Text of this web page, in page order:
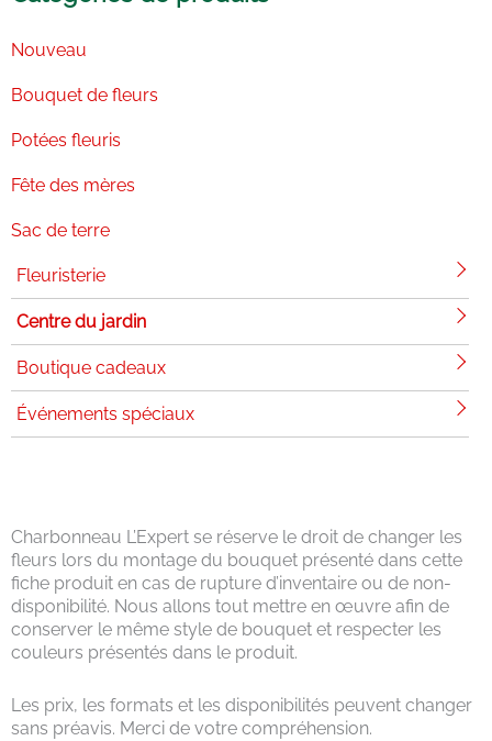
Nouveau
Bouquet de fleurs
Potées fleuris
Fête des mères
Sac de terre
Fleuristerie
Centre du jardin
Boutique cadeaux
Événements spéciaux
Charbonneau L’Expert se réserve le droit de changer les
fleurs lors du montage du bouquet présenté dans cette
fiche produit en cas de rupture d’inventaire ou de non-
disponibilité. Nous allons tout mettre en œuvre afin de
conserver le même style de bouquet et respecter les
couleurs présentés dans le produit.
Les prix, les formats et les disponibilités peuvent changer
sans préavis. Merci de votre compréhension.